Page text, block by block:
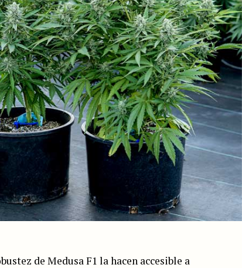
de Medusa F1 la hacen accesible a